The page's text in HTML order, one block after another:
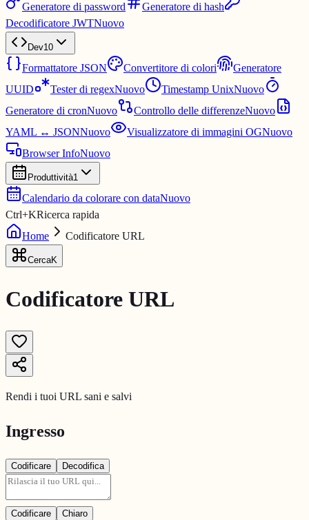
Generatore di password
Generatore di hash
Decodificatore JWTNuovo
Dev10
Formattatore JSON Convertitore di colori
Generatore
UUID
Tester di regexNuovo Timestamp UnixNuovo
Generatore di cronNuovo Controllo delle differenzeNuovo
YAML ↔ JSONNuovo Visualizzatore di immagini OGNuovo
Browser InfoNuovo
Produttività1
Calendario da colorare con dataNuovo
Ctrl+KRicerca rapida
Home
Codificatore URL
CercaK
Codificatore URL
Rendi i tuoi URL sani e salvi
Ingresso
Codificare Decodifica
Codificare Chiaro